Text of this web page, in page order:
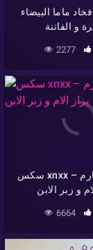
ماما البيضاء
و الفاتنة
2277
سكس xnxx – تحدي المحارم
و زبر الابن
6664